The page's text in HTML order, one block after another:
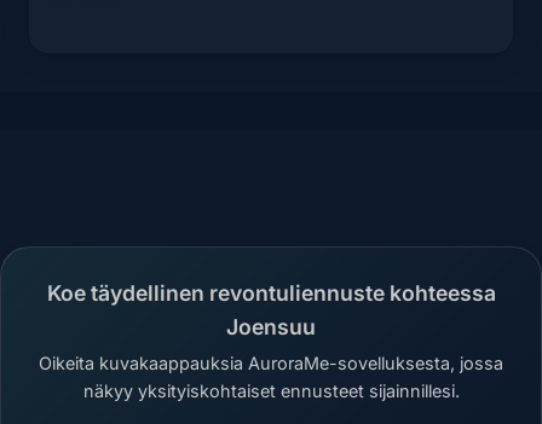
Koe täydellinen revontuliennuste kohteessa
Joensuu
Oikeita kuvakaappauksia AuroraMe-sovelluksesta, jossa
näkyy yksityiskohtaiset ennusteet sijainnillesi.